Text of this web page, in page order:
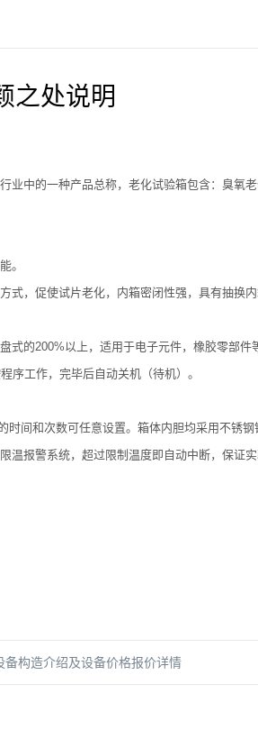
之处说明
业中的一种产品总称，老化试验箱包含：臭氧
。
，促使试片老化，内箱密闭性强，具有抽换
的200%以上，适用于电子元件，橡胶零部件
序工作，完毕后自动关机（待机）。
间和次数可任意设置。箱体内胆均采用不锈
报警系统，超过限制温度即自动中断，保证实
备构造介绍及设备价格报价详情